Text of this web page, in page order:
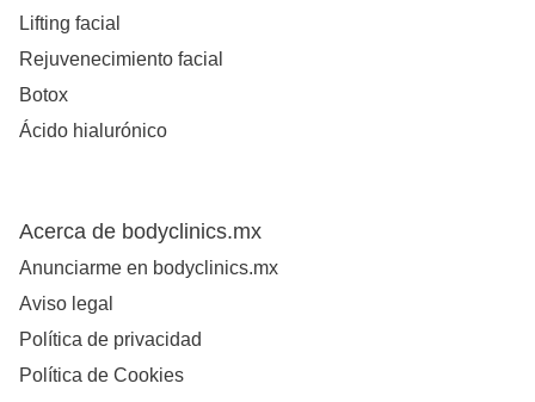
Lifting facial
Rejuvenecimiento facial
Botox
Ácido hialurónico
Acerca de bodyclinics.mx
Anunciarme en bodyclinics.mx
Aviso legal
Política de privacidad
Política de Cookies